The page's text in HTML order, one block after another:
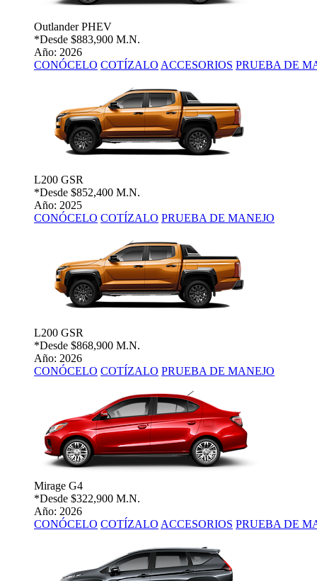
Outlander PHEV
*Desde $883,900 M.N.
Año: 2026
CONÓCELO COTÍZALO ACCESORIOS PRUEBA DE
L200 GSR
*Desde $852,400 M.N.
Año: 2025
CONÓCELO COTÍZALO PRUEBA DE MANEJO
L200 GSR
*Desde $868,900 M.N.
Año: 2026
CONÓCELO COTÍZALO PRUEBA DE MANEJO
Mirage G4
*Desde $322,900 M.N.
Año: 2026
CONÓCELO COTÍZALO ACCESORIOS PRUEBA DE